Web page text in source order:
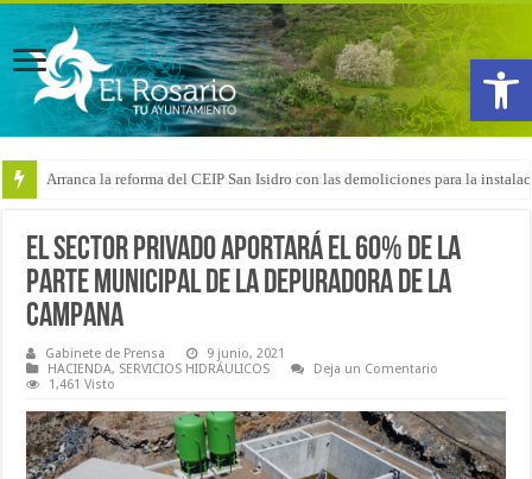
Abrir
Arranca la reforma del CEIP San Isidro con las demoliciones para la
El sector privado aportará el 60% de la
parte municipal de la depuradora de La
Campana
Gabinete de Prensa
9 junio, 2021
HACIENDA, SERVICIOS HIDRÁULICOS
Deja un Comentario
1,461 Visto